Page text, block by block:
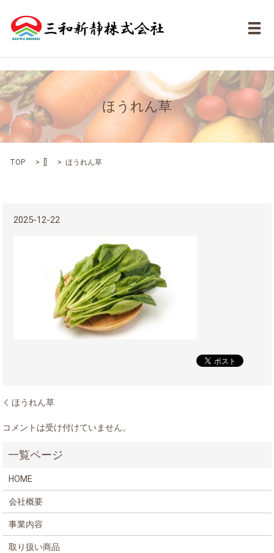
メ
ほうれん草
TOP ほうれん草
2025-12-22
ほうれん草
コメントは受け付けていません。
HOME
会社概要
事業内容
取り扱い商品